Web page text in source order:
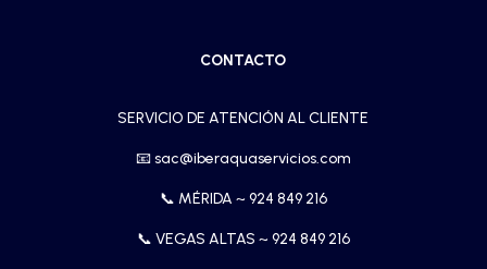
CONTACTO
SERVICIO DE ATENCIÓN AL CLIENTE
📧sac@iberaquaservicios.com
📞 MÉRIDA ~ 924 849 216
📞 VEGAS ALTAS ~ 924 849 216